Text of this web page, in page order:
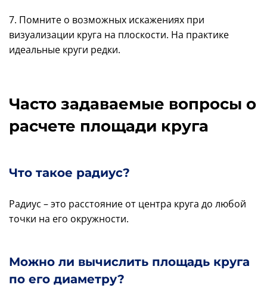
7. Помните о возможных искажениях при
визуализации круга на плоскости. На практике
идеальные круги редки.
Часто задаваемые вопросы о
расчете площади круга
Что такое радиус?
Радиус – это расстояние от центра круга до любой
точки на его окружности.
Можно ли вычислить площадь круга
по его диаметру?